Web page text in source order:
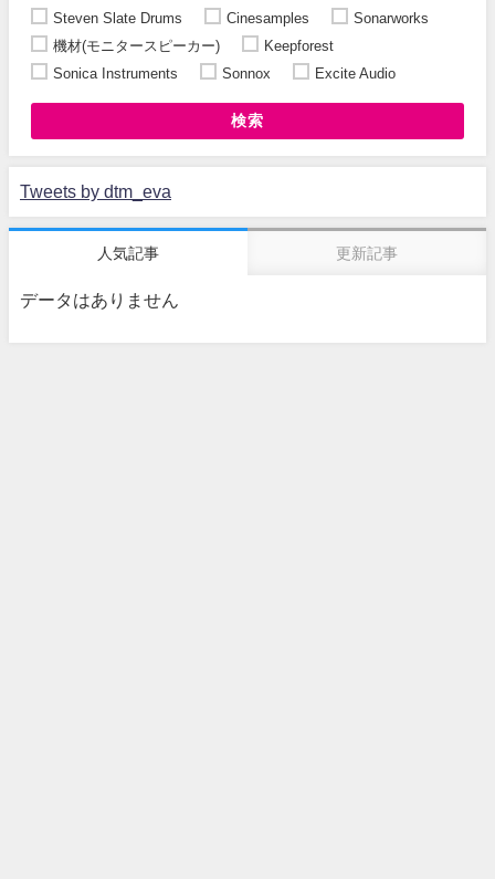
Steven Slate Drums
Cinesamples
Sonarworks
機材(モニタースピーカー)
Keepforest
Sonica Instruments
Sonnox Excite Audio
検索
Tweets by dtm_eva
人気記事 更新記事
データはありません